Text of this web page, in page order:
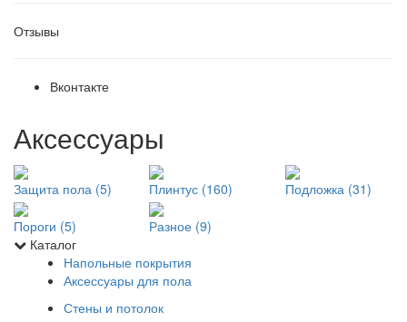
Отзывы
Вконтакте
Аксессуары
Защита пола (5) Плинтус (160) Подложка (31)
Пороги (5)
Разное (9)
Каталог
Напольные покрытия
Аксессуары для пола
Стены и потолок